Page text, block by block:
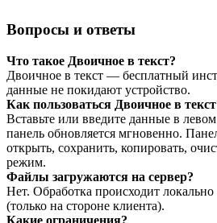
Вопросы и ответы
Что такое Двоичное в текст?
Двоичное в текст — бесплатный
данные не покидают устройство.
Как пользоваться Двоичное в
Вставьте или введите данные в
панель обновляется мгновенно.
открыть, сохранить, копировать,
режим.
Файлы загружаются на сервер?
Нет. Обработка происходит локально
(только на стороне клиента).